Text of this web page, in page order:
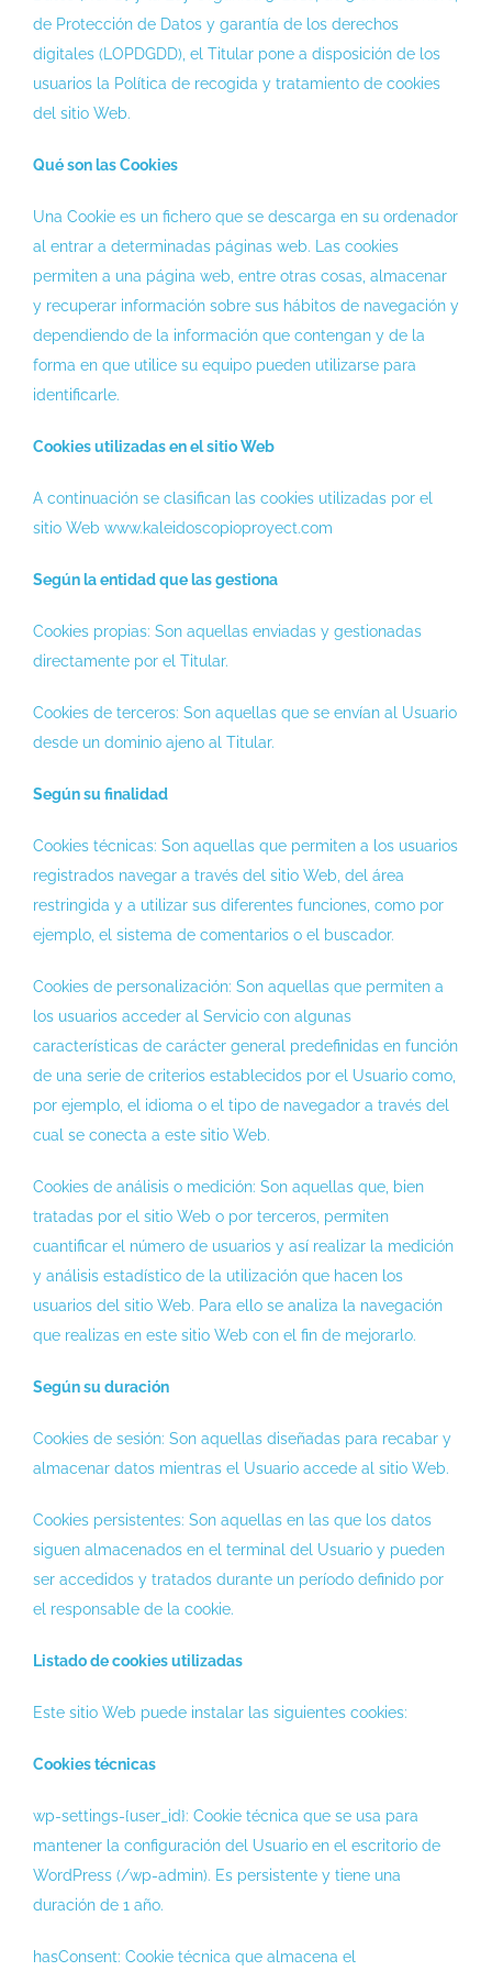
de Protección de Datos y garantía de los derechos
digitales (LOPDGDD), el Titular pone a disposición de los
usuarios la Política de recogida y tratamiento de cookies
del sitio Web.
Qué son las Cookies
Una Cookie es un fichero que se descarga en su ordenador
al entrar a determinadas páginas web. Las cookies
permiten a una página web, entre otras cosas, almacenar
y recuperar información sobre sus hábitos de navegación y
dependiendo de la información que contengan y de la
forma en que utilice su equipo pueden utilizarse para
identificarle.
Cookies utilizadas en el sitio Web
A continuación se clasifican las cookies utilizadas por el
sitio Web www.kaleidoscopioproyect.com
Según la entidad que las gestiona
Cookies propias: Son aquellas enviadas y gestionadas
directamente por el Titular.
Cookies de terceros: Son aquellas que se envían al Usuario
desde un dominio ajeno al Titular.
Según su finalidad
Cookies técnicas: Son aquellas que permiten a los usuarios
registrados navegar a través del sitio Web, del área
restringida y a utilizar sus diferentes funciones, como por
ejemplo, el sistema de comentarios o el buscador.
Cookies de personalización: Son aquellas que permiten a
los usuarios acceder al Servicio con algunas
características de carácter general predefinidas en función
de una serie de criterios establecidos por el Usuario como,
por ejemplo, el idioma o el tipo de navegador a través del
cual se conecta a este sitio Web.
Cookies de análisis o medición: Son aquellas que, bien
tratadas por el sitio Web o por terceros, permiten
cuantificar el número de usuarios y así realizar la medición
y análisis estadístico de la utilización que hacen los
usuarios del sitio Web. Para ello se analiza la navegación
que realizas en este sitio Web con el fin de mejorarlo.
Según su duración
Cookies de sesión: Son aquellas diseñadas para recabar y
almacenar datos mientras el Usuario accede al sitio Web.
Cookies persistentes: Son aquellas en las que los datos
siguen almacenados en el terminal del Usuario y pueden
ser accedidos y tratados durante un período definido por
el responsable de la cookie.
Listado de cookies utilizadas
Este sitio Web puede instalar las siguientes cookies:
Cookies técnicas
wp-settings-{user_id}: Cookie técnica que se usa para
mantener la configuración del Usuario en el escritorio de
WordPress (/wp-admin). Es persistente y tiene una
duración de 1 año.
hasConsent: Cookie técnica que almacena el